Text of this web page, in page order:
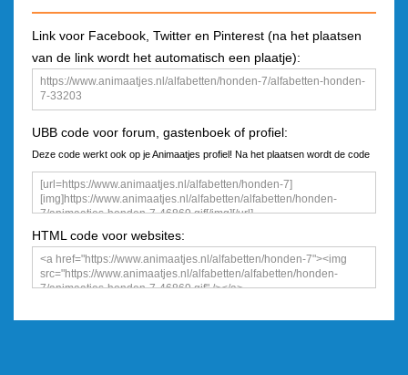
Link voor Facebook, Twitter en Pinterest (na het plaatsen
van de link wordt het automatisch een plaatje):
UBB code voor forum, gastenboek of profiel:
Deze code werkt ook op je Animaatjes profiel! Na het plaatsen wordt de code
een plaatje
HTML code voor websites: